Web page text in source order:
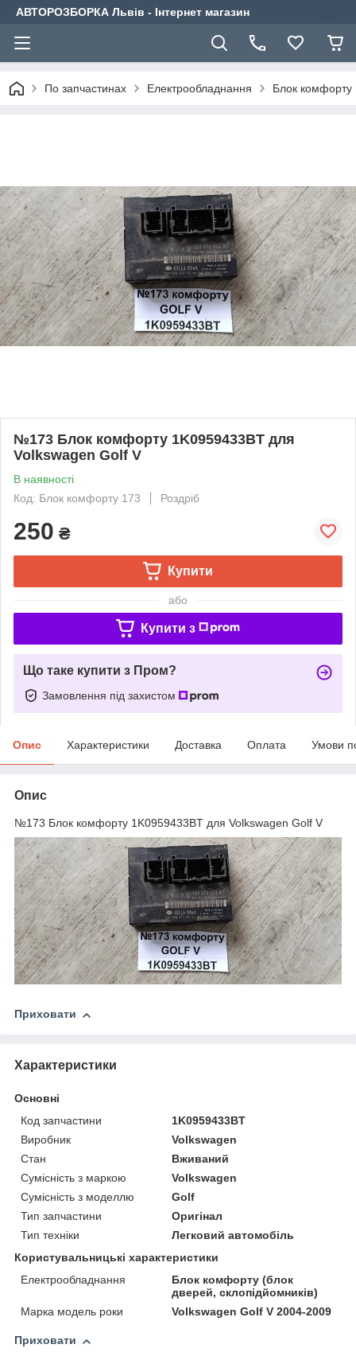
АВТОРОЗБОРКА Львів - Інтернет магазин
По запчастинах Електрообладнання Блок комфорту
№173 Блок комфорту 1K0959433BT для
Volkswagen Golf V
В наявності
Код: Блок комфорту 173
Роздріб
250 ₴
Купити
або
Купити з
Що таке купити з Пром?
Замовлення під захистом
Опис Характеристики Доставка Оплата Умови
Опис
№173 Блок комфорту 1K0959433BT для Volkswagen Golf V
Приховати
Характеристики
Основні
Код запчастини
1K0959433BT
Виробник
Volkswagen
Стан
Вживаний
Сумісність з маркою
Volkswagen
Сумісність з моделлю
Golf
Тип запчастини
Оригінал
Тип техніки
Легковий автомобіль
Користувальницькі характеристики
Електрообладнання
Блок комфорту (блок
дверей, склопідйомників)
Марка модель роки
Volkswagen Golf V 2004-2009
Приховати